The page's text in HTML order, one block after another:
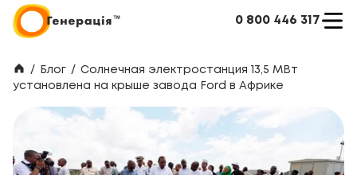
0 800 446 317
/ Блог / Солнечная электростанция 13,5 МВт
установлена на крыше завода Ford в Африке